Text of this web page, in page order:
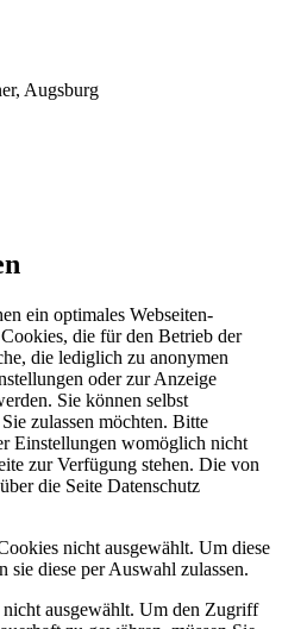
Augsburg
ein optimales Webseiten-
die für den Betrieb der
die lediglich zu anonymen
oder zur Anzeige
Sie können selbst
zulassen möchten. Bitte
Einstellungen womöglich nicht
zur Verfügung stehen. Die von
die Seite Datenschutz
nicht ausgewählt. Um diese
sie diese per Auswahl zulassen.
nicht ausgewählt. Um den Zugriff